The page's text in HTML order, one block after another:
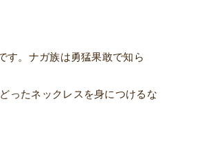
す。ナガ族は勇猛果敢で知ら
ったネックレスを身につけるな